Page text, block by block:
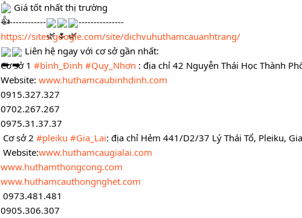
Giá tốt nhất thị trường
---------------
---------------
https://sites.google.com/site/dichvuhuthamcauanhtrang/
Liên hệ ngay với cơ sở gần nhất:
Cơ sở 1 #bình_Định #Quy_Nhơn : địa chỉ 42 Nguyễn Thái Học Thành
Website: www.huthamcaubinhdinh.com
0915.327.327
0702.267.267
0975.31.37.37
Cơ sở 2 #pleiku #Gia_Lai: địa chỉ Hẻm 441/D2/37 Lý Thái Tổ, Pleiku,
Website:www.huthamcaugialai.com
www.huthamthongcong.com
www.huthamcauthongnghet.com
0973.481.481
0905.306.307